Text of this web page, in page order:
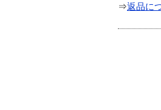
⇒返品に